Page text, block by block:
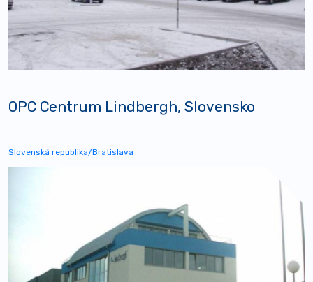
OPC Centrum Lindbergh, Slovensko
Slovenská republika/Bratislava